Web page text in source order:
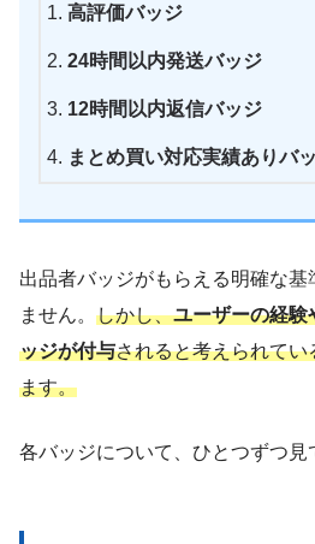
高評価バッジ
24時間以内発送バッジ
12時間以内返信バッジ
まとめ買い対応実績ありバ
出品者バッジがもらえる明確な
ません。 しかし、ユーザーの経験
ッジが付与されると考えられて
ます。
各バッジについて、ひとつずつ見